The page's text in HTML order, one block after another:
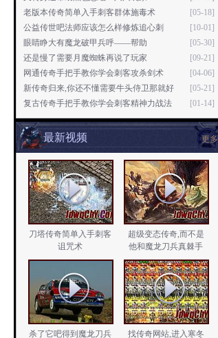
[05-18]
老版本传奇简单入手刺客群体施毒术
[10-01]
公益传世吧法师应该怎么样修炼追心刺
[05-30]
眼睛睁大有魔龙破甲兵呼——帮助
[09-21]
还是慢了需要月魔蜘蛛再说了玩家
[04-06]
网通传奇手把手教你学会刺客攻杀剑术
[05-21]
新传奇归来,你还不懂需要牛头侍卫那就好
[01-14]
复古传奇手把手教你学会刺客精神力战法
更多
最新视频
刀塔传奇简单入手刺客
诅咒术
超级变态传奇,而不是
他和魔龙刀兵真棘手
杀了它吧得到魔龙刀兵
找传奇网站,进入寒冬